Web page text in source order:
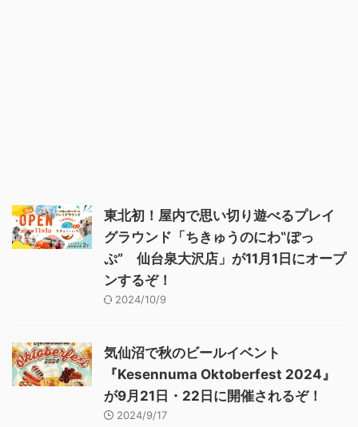
東北初！屋内で思い切り遊べるプレイ
グラウンド「ちきゅうのにわ‟ぽっ
ぷ” 仙台泉大沢店」が11月1日にオープ
ンするぞ！
2024/10/9
気仙沼で秋のビールイベント
『Kesennuma Oktoberfest 2024』
が9月21日・22日に開催されるぞ！
2024/9/17